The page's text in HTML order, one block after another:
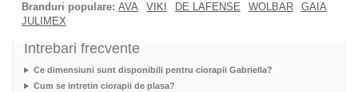
Branduri populare: AVA VIKI DE LAFENSE WOLBAR
GAIA
JULIMEX
Intrebari frecvente
Ce dimensiuni sunt disponibili pentru ciorapii Gabriella?
Cum se intretin ciorapii de plasa?